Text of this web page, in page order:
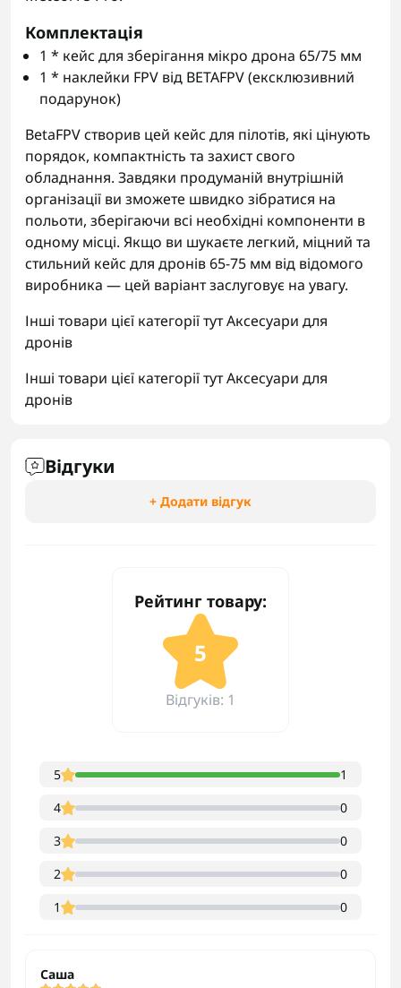
Комплектація
1 * кейс для зберігання мікро дрона 65/75 мм
1 * наклейки FPV від BETAFPV (ексклюзивний
подарунок)
BetaFPV створив цей кейс для пілотів, які цінують
порядок, компактність та захист свого
обладнання. Завдяки продуманій внутрішній
організації ви зможете швидко зібратися на
польоти, зберігаючи всі необхідні компоненти в
одному місці. Якщо ви шукаєте легкий, міцний та
стильний кейс для дронів 65-75 мм від відомого
виробника — цей варіант заслуговує на увагу.
Інші товари цієї категорії тутАксесуари для
дронів
Інші товари цієї категорії тутАксесуари для
дронів
Відгуки
+ Додати відгук
Рейтинг товару:
5
Відгуків: 1
5
1
4
0
3
0
2
0
1
0
Саша